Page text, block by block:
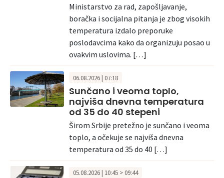
Ministarstvo za rad, zapošljavanje,
boračka i socijalna pitanja je zbog visokih
temperatura izdalo preporuke
poslodavcima kako da organizuju posao u
ovakvim uslovima. […]
06.08.2026 | 07:18
Sunčano i veoma toplo,
najviša dnevna temperatura
od 35 do 40 stepeni
Širom Srbije pretežno je sunčano i veoma
toplo, a očekuje se najviša dnevna
temperatura od 35 do 40 […]
05.08.2026 | 10:45 > 09:44